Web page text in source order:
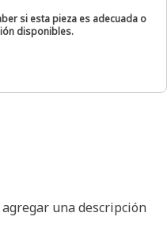
si esta pieza es adecuada o
disponibles.
una descripción